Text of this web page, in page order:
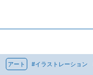
アート #イラストレーション